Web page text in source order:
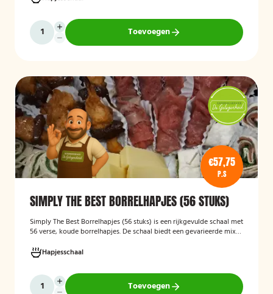
bijeenkomsten. De wraps zijn vers bereid en aantrekkelijk
gepresenteerd op een serveerschaal.
Toevoegen
€57,75
P.S
SIMPLY THE BEST BORRELHAPJES (56 STUKS)
Simply The Best Borrelhapjes (56 stuks) is een rijkgevulde schaal met
56 verse, koude borrelhapjes. De schaal biedt een gevarieerde mix
recepties en andere bijeenkomsten. De hapjes worden kant-en-klaar
geleverd, zodat u zonder voorbereiding uw gasten kunt trakteren op
een smakelijke en verzorgde borrelplank.
Hapjesschaal
Toevoegen